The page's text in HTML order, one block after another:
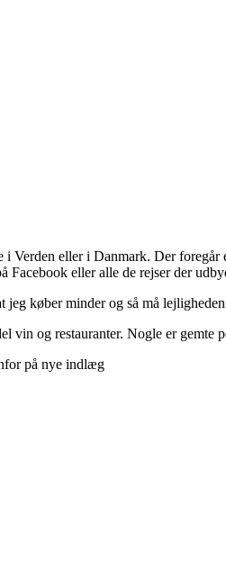
eller i Danmark. Der
Facebook eller alle de rejser der
køber minder og så må
og restauranter. Nogle er gemte
på nye indlæg